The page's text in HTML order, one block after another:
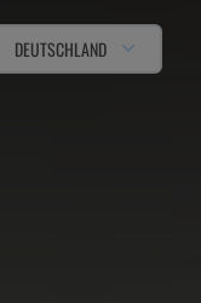
DEUTSCHLAND